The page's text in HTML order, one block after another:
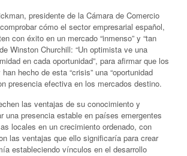
presidente de la Cámara de Comercio
cómo el sector empresarial español,
con éxito en un mercado “inmenso” y “tan
Winston Churchill: “Un optimista ve una
en cada oportunidad”, para afirmar que los
hecho de esta “crisis” una “oportunidad
presencia efectiva en los mercados destino.
las ventajas de su conocimiento y
una presencia estable en países emergentes
locales en un crecimiento ordenado, con
las ventajas que ello significaría para crear
estableciendo vínculos en el desarrollo